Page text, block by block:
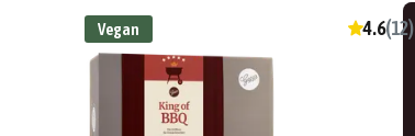
Vegan 4.6(12)